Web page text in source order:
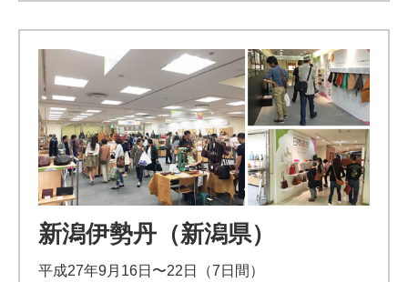
新潟伊勢丹（新潟県）
平成27年9月16日〜22日（7日間）